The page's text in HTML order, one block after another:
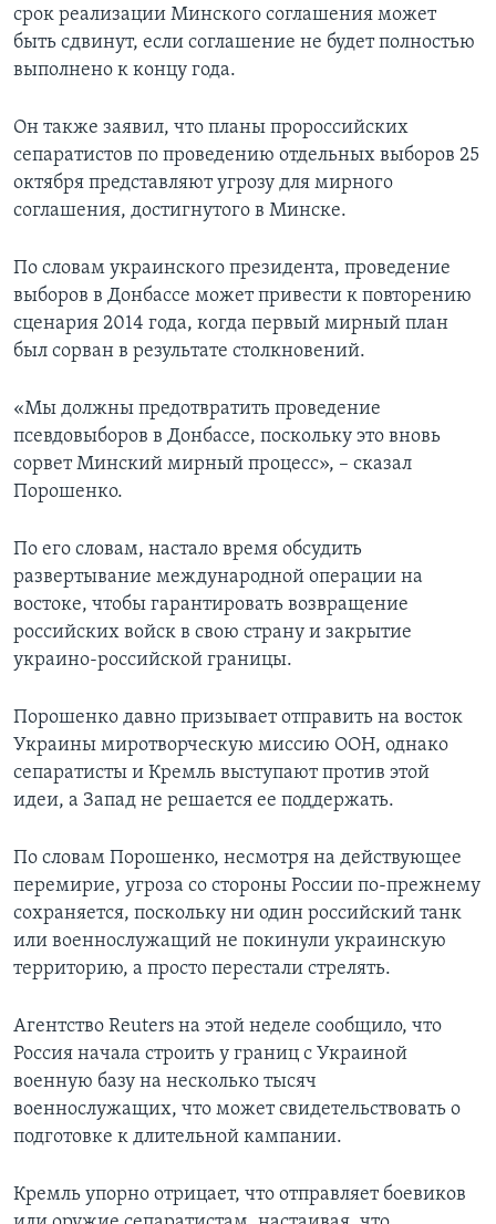
срок реализации Минского соглашения может
быть сдвинут, если соглашение не будет полностью
выполнено к концу года.
Он также заявил, что планы пророссийских
сепаратистов по проведению отдельных выборов 25
октября представляют угрозу для мирного
соглашения, достигнутого в Минске.
По словам украинского президента, проведение
выборов в Донбассе может привести к повторению
сценария 2014 года, когда первый мирный план
был сорван в результате столкновений.
«Мы должны предотвратить проведение
псевдовыборов в Донбассе, поскольку это вновь
сорвет Минский мирный процесс», – сказал
Порошенко.
По его словам, настало время обсудить
развертывание международной операции на
востоке, чтобы гарантировать возвращение
российских войск в свою страну и закрытие
украино-российской границы.
Порошенко давно призывает отправить на восток
Украины миротворческую миссию ООН, однако
сепаратисты и Кремль выступают против этой
идеи, а Запад не решается ее поддержать.
По словам Порошенко, несмотря на действующее
перемирие, угроза со стороны России по-прежнему
сохраняется, поскольку ни один российский танк
или военнослужащий не покинули украинскую
территорию, а просто перестали стрелять.
Агентство Reuters на этой неделе сообщило, что
Россия начала строить у границ с Украиной
военную базу на несколько тысяч
военнослужащих, что может свидетельствовать о
подготовке к длительной кампании.
Кремль упорно отрицает, что отправляет боевиков